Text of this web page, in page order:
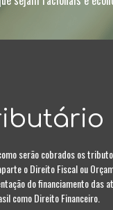
serão cobrados os
o Direito Fiscal ou
do financiamento das
como Direito Financeiro.